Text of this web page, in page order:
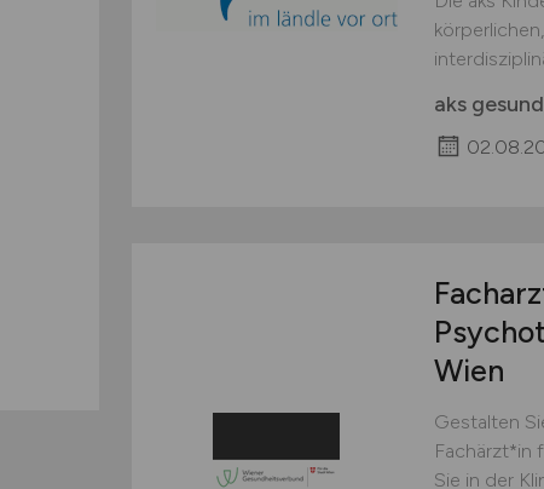
aks
Wien
Gestalten
Fachärzt*in
Sie in der